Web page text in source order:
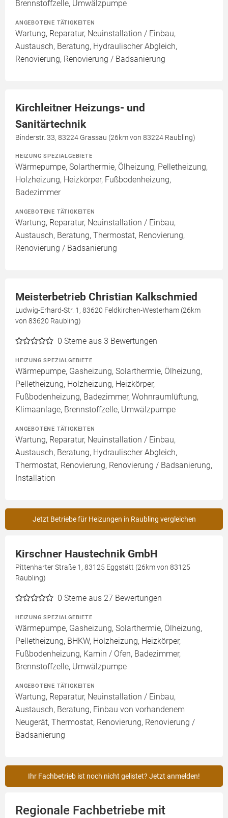
Brennstoffzelle, Umwälzpumpe
ANGEBOTENE TÄTIGKEITEN
Wartung, Reparatur, Neuinstallation / Einbau,
Austausch, Beratung, Hydraulischer Abgleich,
Renovierung, Renovierung / Badsanierung
Kirchleitner Heizungs- und
Sanitärtechnik
Binderstr. 33, 83224 Grassau (26km von 83224 Raubling)
HEIZUNG SPEZIALGEBIETE
Wärmepumpe, Solarthermie, Ölheizung, Pelletheizung,
Holzheizung, Heizkörper, Fußbodenheizung,
Badezimmer
ANGEBOTENE TÄTIGKEITEN
Wartung, Reparatur, Neuinstallation / Einbau,
Austausch, Beratung, Thermostat, Renovierung,
Renovierung / Badsanierung
Meisterbetrieb Christian Kalkschmied
Ludwig-Erhard-Str. 1, 83620 Feldkirchen-Westerham (26km
von 83620 Raubling)
0 Sterne aus 3 Bewertungen
HEIZUNG SPEZIALGEBIETE
Wärmepumpe, Gasheizung, Solarthermie, Ölheizung,
Pelletheizung, Holzheizung, Heizkörper,
Fußbodenheizung, Badezimmer, Wohnraumlüftung,
Klimaanlage, Brennstoffzelle, Umwälzpumpe
ANGEBOTENE TÄTIGKEITEN
Wartung, Reparatur, Neuinstallation / Einbau,
Austausch, Beratung, Hydraulischer Abgleich,
Thermostat, Renovierung, Renovierung / Badsanierung,
Installation
Jetzt Betriebe für Heizungen in Raubling vergleichen
Kirschner Haustechnik GmbH
Pittenharter Straße 1, 83125 Eggstätt (26km von 83125
Raubling)
0 Sterne aus 27 Bewertungen
HEIZUNG SPEZIALGEBIETE
Wärmepumpe, Gasheizung, Solarthermie, Ölheizung,
Pelletheizung, BHKW, Holzheizung, Heizkörper,
Fußbodenheizung, Kamin / Ofen, Badezimmer,
Brennstoffzelle, Umwälzpumpe
ANGEBOTENE TÄTIGKEITEN
Wartung, Reparatur, Neuinstallation / Einbau,
Austausch, Beratung, Einbau von vorhandenem
Neugerät, Thermostat, Renovierung, Renovierung /
Badsanierung
Ihr Fachbetrieb ist noch nicht gelistet? Jetzt anmelden!
Regionale Fachbetriebe mit